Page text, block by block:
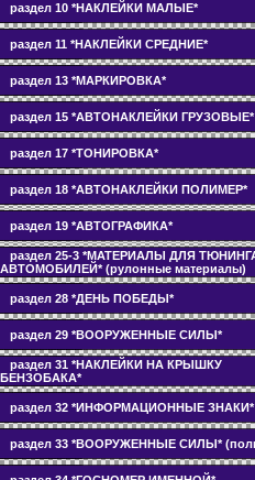
раздел 10 *НАКЛЕЙКИ МАЛЫЕ*
раздел 11 *НАКЛЕЙКИ СРЕДНИЕ*
раздел 13 *МАРКИРОВКА*
раздел 15 *АВТОНАКЛЕЙКИ ГРУЗОВЫЕ*
раздел 17 *ТОНИРОВКА*
раздел 18 *АВТОНАКЛЕЙКИ ПОЛИМЕР*
раздел 19 *АВТОГРАФИКА*
раздел 25-3 *МАТЕРИАЛЫ ДЛЯ
АВТОМОБИЛЕЙ* (рулонные материалы)
раздел 28 *ДЕНЬ ПОБЕДЫ*
раздел 29 *ВООРУЖЕННЫЕ СИЛЫ*
раздел 31 *НАКЛЕЙКИ НА КРЫШКУ
БЕНЗОБАКА*
раздел 32 *ИНФОРМАЦИОННЫЕ ЗНАКИ*
раздел 33 *ВООРУЖЕННЫЕ СИЛЫ*